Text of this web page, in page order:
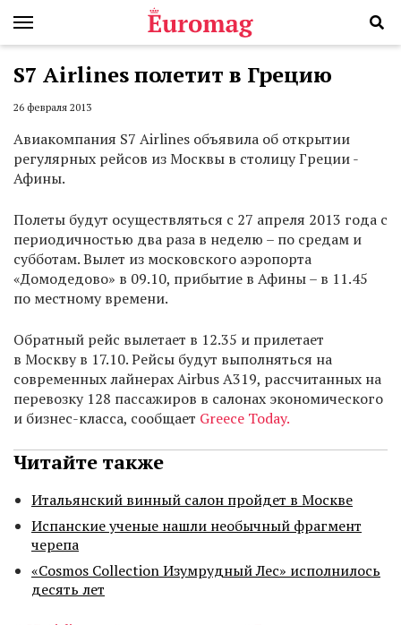
S7 Airlines полетит в Грецию
26 февраля 2013
Авиакомпания S7 Airlines объявила об открытии
регулярных рейсов из Москвы в столицу Греции -
Афины.
Полеты будут осуществляться с 27 апреля 2013 года с
периодичностью два раза в неделю – по средам и
субботам. Вылет из московского аэропорта
«Домодедово» в 09.10, прибытие в Афины – в 11.45
по местному времени.
Обратный рейс вылетает в 12.35 и прилетает
в Москву в 17.10. Рейсы будут выполняться на
современных лайнерах Airbus A319, рассчитанных на
перевозку 128 пассажиров в салонах экономического
и бизнес-класса, сообщает Greece Today.
Читайте также
Итальянский винный салон пройдет в Москве
Испанские ученые нашли необычный фрагмент
черепа
«Cosmos Collection Изумрудный Лес» исполнилось
десять лет